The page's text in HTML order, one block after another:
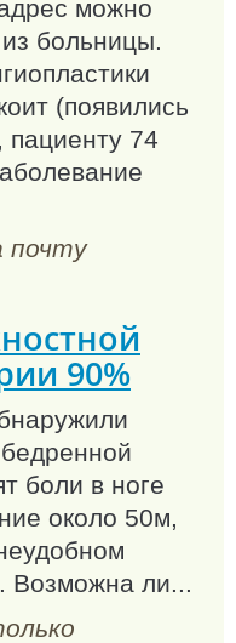
можно
больницы.
(появились
пациенту 74
почту
90%
боли в ноге
около 50м,
Возможна ли...